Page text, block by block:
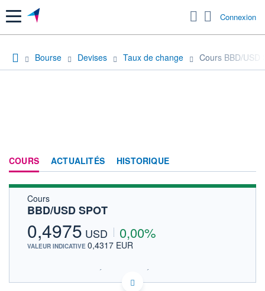
Menu Connexion
Bourse Devises Taux de change Cours BBD/USD
COURS ACTUALITÉS HISTORIQUE
Cours
BBD/USD SPOT
0,4975 USD 0,00%
VALEUR INDICATIVE 0,4317 EUR
SIX - FOREX 2 DONNÉES TEMPS RÉEL
Politique d'exécution